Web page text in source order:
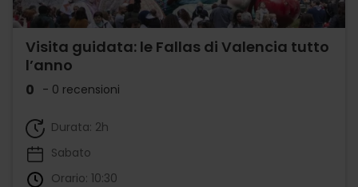
Visita guidata: le Fallas di Valencia tutto
l’anno
0 - 0 recensioni
Durata: 2h
Sabato
Orario: 10:30